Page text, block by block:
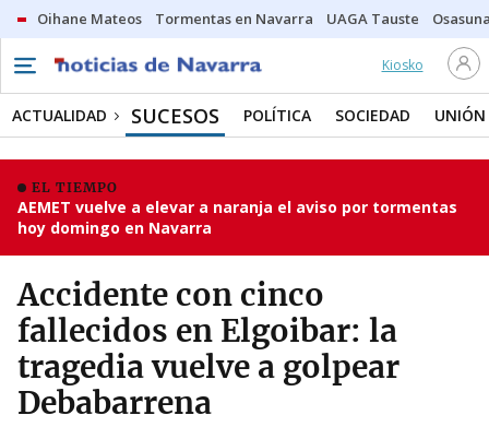
Oihane Mateos Tormentas en Navarra UAGA Tauste
Kiosko
ACTUALIDAD SUCESOS POLÍTICA SOCIEDAD UNIÓN
EL TIEMPO
AEMET vuelve a elevar a naranja el aviso por tormentas
hoy domingo en Navarra
Accidente con cinco
fallecidos en Elgoibar: la
tragedia vuelve a golpear
Debabarrena